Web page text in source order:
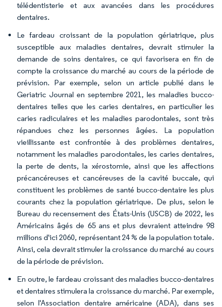
télédentisterie et aux avancées dans les procédures
dentaires.
Le fardeau croissant de la population gériatrique, plus
susceptible aux maladies dentaires, devrait stimuler la
demande de soins dentaires, ce qui favorisera en fin de
compte la croissance du marché au cours de la période de
prévision. Par exemple, selon un article publié dans le
Geriatric Journal en septembre 2021, les maladies bucco-
dentaires telles que les caries dentaires, en particulier les
caries radiculaires et les maladies parodontales, sont très
répandues chez les personnes âgées. La population
vieillissante est confrontée à des problèmes dentaires,
notamment les maladies parodontales, les caries dentaires,
la perte de dents, la xérostomie, ainsi que les affections
précancéreuses et cancéreuses de la cavité buccale, qui
constituent les problèmes de santé bucco-dentaire les plus
courants chez la population gériatrique. De plus, selon le
Bureau du recensement des États-Unis (USCB) de 2022, les
Américains âgés de 65 ans et plus devraient atteindre 98
millions d'ici 2060, représentant 24 % de la population totale.
Ainsi, cela devrait stimuler la croissance du marché au cours
de la période de prévision.
En outre, le fardeau croissant des maladies bucco-dentaires
et dentaires stimulera la croissance du marché. Par exemple,
selon l'Association dentaire américaine (ADA), dans ses